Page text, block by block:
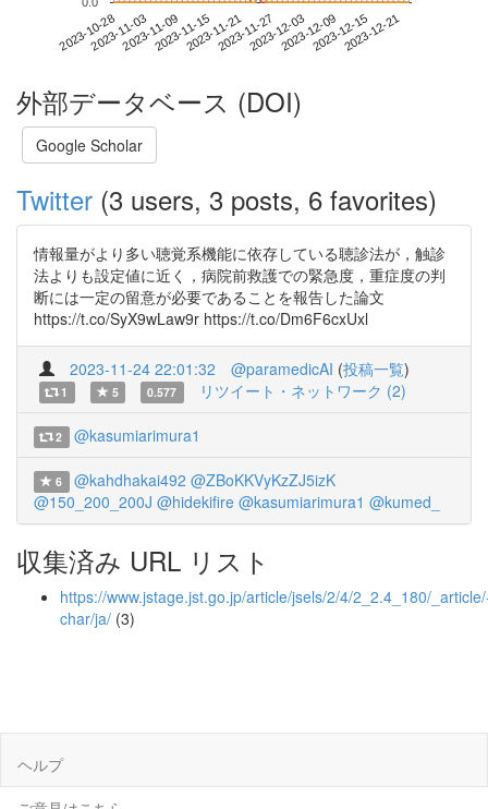
2023-10-282023-11-032023-11-092023-11-152023-11-212023-11-272023-12-032023-12-092023-12-152023-12-21
外部データベース (DOI)
Google Scholar
Twitter (3 users, 3 posts, 6 favorites)
情報量がより多い聴覚系機能に依存している聴診法が，触診
法よりも設定値に近く，病院前救護での緊急度，重症度の判
断には一定の留意が必要であることを報告した論文
https://t.co/SyX9wLaw9r https://t.co/Dm6F6cxUxl
2023-11-24 22:01:32 @paramedicAI (投稿一覧)
1 5 0.577 リツイート・ネットワーク (2)
2 @kasumiarimura1
6 @kahdhakai492 @ZBoKKVyKzZJ5izK
@150_200_200J @hidekifire @kasumiarimura1 @kumed_
収集済み URL リスト
https://www.jstage.jst.go.jp/article/jsels/2/4/2_2.4_180/
char/ja/ (3)
ヘルプ